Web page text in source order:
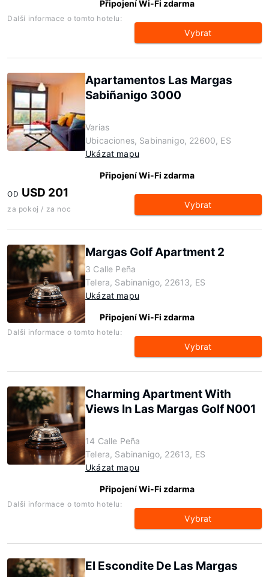
Připojení Wi-Fi zdarma
Další informace o tomto hotelu:
Vybrat
Apartamentos Las Margas
Sabiñanigo 3000
Varias
Ubicaciones, Sabinanigo, 22600, ES
Ukázat mapu
Připojení Wi-Fi zdarma
OD USD 201
za pokoj / za noc Vybrat
Margas Golf Apartment 2
3 Calle Peña
Telera, Sabinanigo, 22613, ES
Ukázat mapu
Připojení Wi-Fi zdarma
Další informace o tomto hotelu:
Vybrat
Charming Apartment With
Views In Las Margas Golf N001
14 Calle Peña
Telera, Sabinanigo, 22613, ES
Ukázat mapu
Připojení Wi-Fi zdarma
Další informace o tomto hotelu:
Vybrat
El Escondite De Las Margas